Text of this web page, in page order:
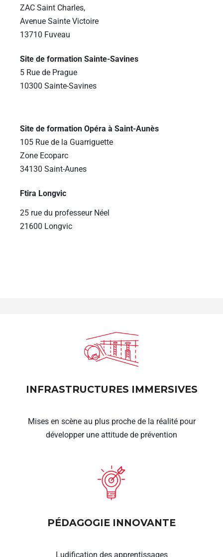
ZAC Saint Charles,
Avenue Sainte Victoire
13710 Fuveau
Site de formation Sainte-Savines
5 Rue de Prague
10300 Sainte-Savines
Site de formation Opéra à Saint-Aunès
105 Rue de la Guarriguette
Zone Ecoparc
34130 Saint-Aunes
Ftira Longvic
25 rue du professeur Néel
21600 Longvic
INFRASTRUCTURES IMMERSIVES
Mises en scène au plus proche de la réalité pour
développer une attitude de prévention
PÉDAGOGIE INNOVANTE
Ludification des apprentissages